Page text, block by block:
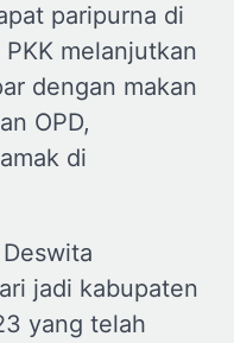
paripurna di
melanjutkan
dengan makan
OPD,
di
jadi kabupaten
yang telah